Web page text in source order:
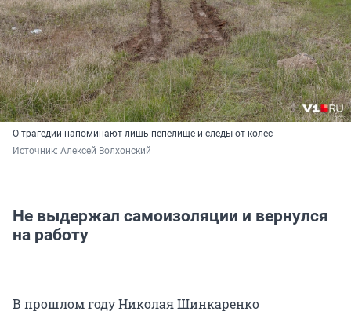
О трагедии напоминают лишь пепелище и следы от колес
Источник: Алексей Волхонский
Не выдержал самоизоляции и вернулся
на работу
В прошлом году Николая Шинкаренко